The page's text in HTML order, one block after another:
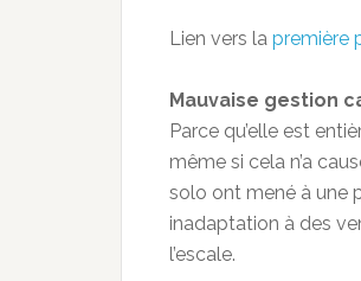
Lien vers la première
Mauvaise gestion
Parce qu’elle est
même si cela n’a
solo ont mené à une
inadaptation à des
l’escale.